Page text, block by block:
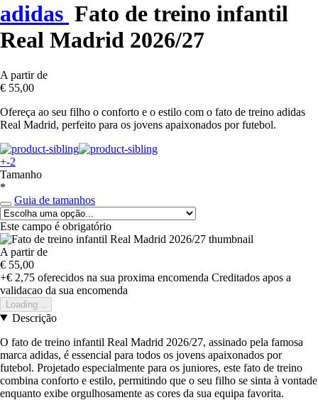
adidas Fato de treino infantil
Real Madrid 2026/27
A partir de
€ 55,00
Ofereça ao seu filho o conforto e o estilo com o fato de treino adidas
Real Madrid, perfeito para os jovens apaixonados por futebol.
+-2
Tamanho
*
Guia de tamanhos
Este campo é obrigatório
A partir de
€ 55,00
+€ 2,75 oferecidos na sua proxima encomenda Creditados apos a
validacao da sua encomenda
Loading...
Descrição
O fato de treino infantil Real Madrid 2026/27, assinado pela famosa
marca adidas, é essencial para todos os jovens apaixonados por
futebol. Projetado especialmente para os juniores, este fato de treino
combina conforto e estilo, permitindo que o seu filho se sinta à vontade
enquanto exibe orgulhosamente as cores da sua equipa favorita.